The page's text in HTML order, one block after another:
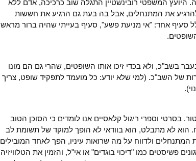
היועץ המשפטי רובינשטיין התגלה שוב כרכיכה, אדם ללא
את המתנחלים, אבל בה בעת גם הרגיע את חששות
אחד: "אי מניעת פשע", סעיף בעייתי שהיה ברור מראש
בשב"כ, ולא בכדי זיכו אותו השופטים, שהרי גם הם מונו
של השב"כ. (למי שלא יודע: כל מועמד לתפקיד שופט, צריך
בסרטי וספרי ריגול קלאסיים אנו לומדים כי הסוכן הטוב
הוא לא מתבלט, הוא בוודאי לא הופך למוקד של תשומת לב
ולדווח על מה שרואות עיניו, הפך לאחד המובילים
פשיסטים כמו "דיכוי בוגדים" או אי"ל, והזמין את הטלוויזיה